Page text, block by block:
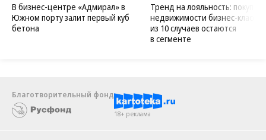
В бизнес-центре «Адмирал» в
Южном порту залит первый куб
бетона
Тренд на лояльность:
недвижимости бизнес-класса
из 10 случаев остаются
в сегменте
Благотворительный фонд
18+ реклама